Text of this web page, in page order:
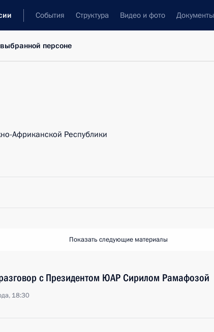
События Структура Видео и фото Документы
персоне
Африканской Республики
Показать следующие материалы
с Президентом ЮАР Сирилом Рамафозой
18:30